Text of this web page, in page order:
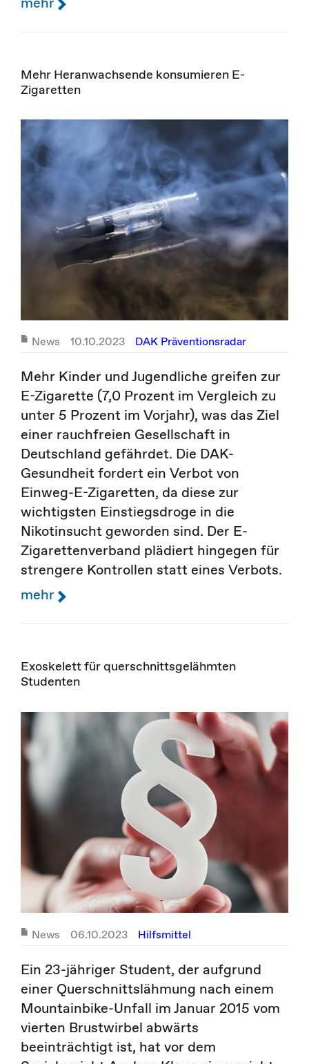
Mehr Heranwachsende konsumieren E-
Zigaretten
News 10.10.2023 DAK Präventionsradar
Mehr Kinder und Jugendliche greifen zur
E-Zigarette (7,0 Prozent im Vergleich zu
unter 5 Prozent im Vorjahr), was das Ziel
einer rauchfreien Gesellschaft in
Deutschland gefährdet. Die DAK-
Gesundheit fordert ein Verbot von
Einweg-E-Zigaretten, da diese zur
wichtigsten Einstiegsdroge in die
Nikotinsucht geworden sind. Der E-
Zigarettenverband plädiert hingegen für
strengere Kontrollen statt eines Verbots.
mehr
Exoskelett für querschnittsgelähmten
Studenten
News 06.10.2023 Hilfsmittel
Ein 23-jähriger Student, der aufgrund
einer Querschnittslähmung nach einem
Mountainbike-Unfall im Januar 2015 vom
vierten Brustwirbel abwärts
beeinträchtigt ist, hat vor dem